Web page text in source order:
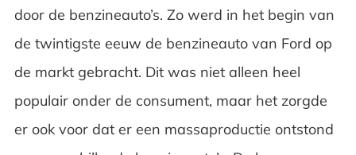
door de benzineauto’s. Zo werd in het begin van
de twintigste eeuw de benzineauto van Ford op
de markt gebracht. Dit was niet alleen heel
populair onder de consument, maar het zorgde
er ook voor dat er een massaproductie ontstond